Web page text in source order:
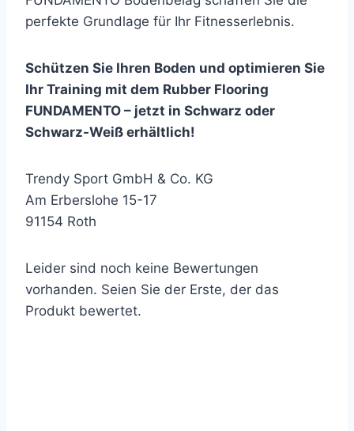
perfekte Grundlage für Ihr Fitnesserlebnis.
Schützen Sie Ihren Boden und optimieren Sie
Ihr Training mit dem Rubber Flooring
FUNDAMENTO – jetzt in Schwarz oder
Schwarz-Weiß erhältlich!
Trendy Sport GmbH & Co. KG
Am Erberslohe 15-17
91154 Roth
Leider sind noch keine Bewertungen
vorhanden. Seien Sie der Erste, der das
Produkt bewertet.